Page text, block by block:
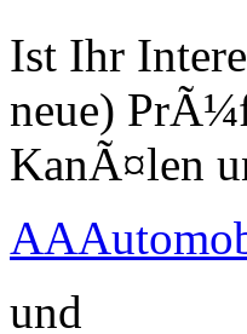
Ist Ihr
neue)
KanÃ¤len
und